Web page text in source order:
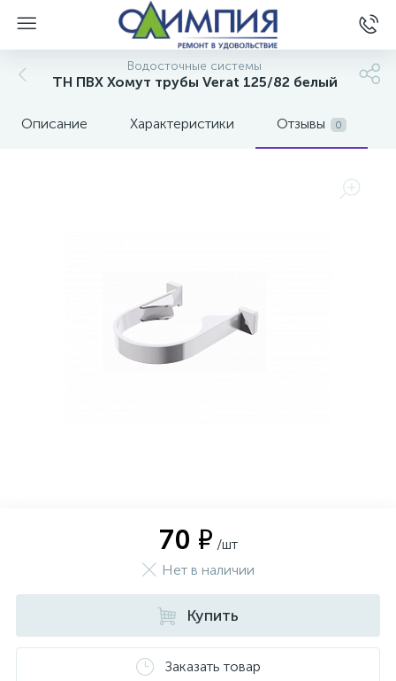
Водосточные системы
ТН ПВХ Хомут трубы Verat 125/82 белый
Описание Характеристики Отзывы 0
70 ₽ /шт
Нет в наличии
Купить
Заказать товар